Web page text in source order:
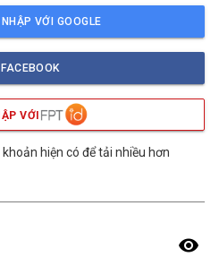
VỚI GOOGLE
FACEBOOK
VỚI
hiện có để tải nhiều hơn
visibility